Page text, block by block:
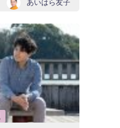
あいはら友子